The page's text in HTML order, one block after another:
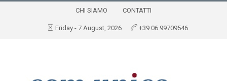
CHI SIAMO CONTATTI
Friday - 7 August, 2026 +39 06 99709546